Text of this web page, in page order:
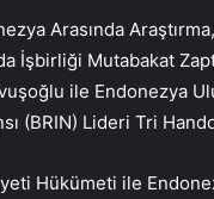
Arasında
İşbirliği Mutabakat
ile Endonezya
(BRIN) Lideri Tri
Hükümeti ile